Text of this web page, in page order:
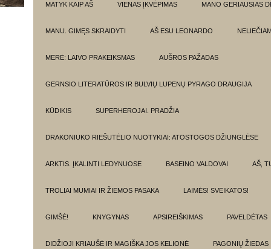
MATYK KAIP AŠ VIENAS ĮKVĖPIMAS MANO GERIAUSIAS
MANU. GIMĘS SKRAIDYTI AŠ ESU LEONARDO
MERĖ: LAIVO PRAKEIKSMAS AUŠROS PAŽADAS
GERNSIO LITERATŪROS IR BULVIŲ LUPENŲ PYRAGO DRAUGIJA
KŪDIKIS SUPERHEROJAI. PRADŽIA
DRAKONIUKO RIEŠUTĖLIO NUOTYKIAI: ATOSTOGOS DŽIUNGLĖSE
ARKTIS. ĮKALINTI LEDYNUOSE BASEINO VALDOVAI AŠ,
TROLIAI MUMIAI IR ŽIEMOS PASAKA LAIMĖS! SVEIKATOS!
GIMŠĖ! KNYGYNAS APSIREIŠKIMAS PAVELDĖTAS
DIDŽIOJI KRIAUŠĖ IR MAGIŠKA JOS KELIONĖ PAGONIŲ ŽIEDAS